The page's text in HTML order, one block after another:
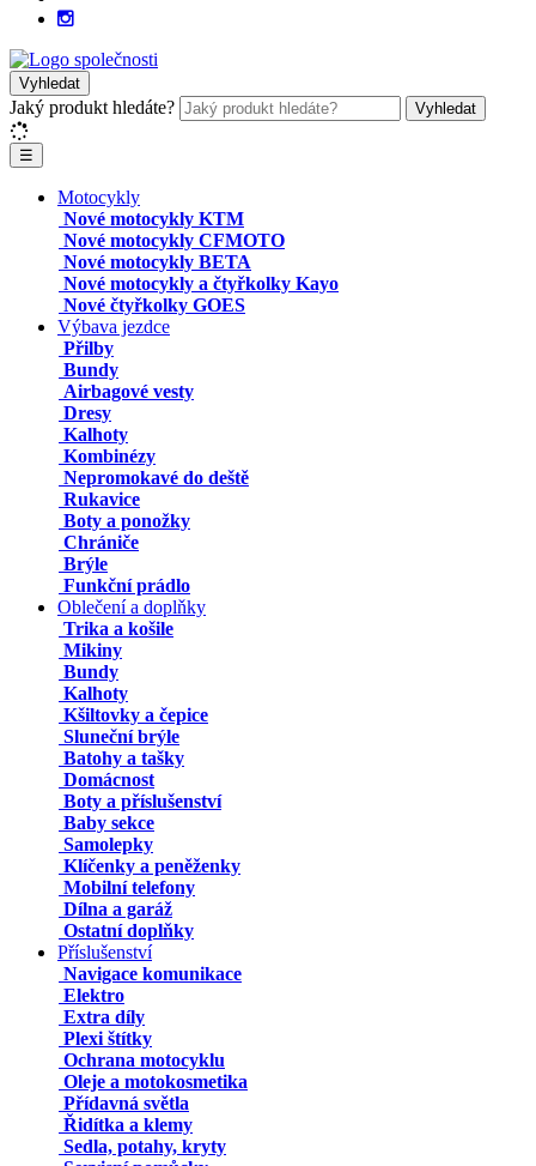
Vyhledat
Jaký produkt hledáte? Vyhledat
☰
Motocykly
Nové motocykly KTM
Nové motocykly CFMOTO
Nové motocykly BETA
Nové motocykly a čtyřkolky Kayo
Nové čtyřkolky GOES
Výbava jezdce
Přilby
Bundy
Airbagové vesty
Dresy
Kalhoty
Kombinézy
Nepromokavé do deště
Rukavice
Boty a ponožky
Chrániče
Brýle
Funkční prádlo
Oblečení a doplňky
Trika a košile
Mikiny
Bundy
Kalhoty
Kšiltovky a čepice
Sluneční brýle
Batohy a tašky
Domácnost
Boty a příslušenství
Baby sekce
Samolepky
Klíčenky a peněženky
Mobilní telefony
Dílna a garáž
Ostatní doplňky
Příslušenství
Navigace komunikace
Elektro
Extra díly
Plexi štítky
Ochrana motocyklu
Oleje a motokosmetika
Přídavná světla
Řidítka a klemy
Sedla, potahy, kryty